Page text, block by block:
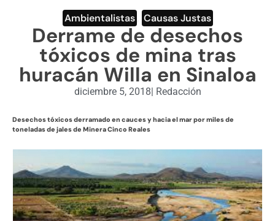
ENGLISH SECTION
VIDEOS
Ambientalistas Causas Justas
Derrame de desechos
tóxicos de mina tras
huracán Willa en Sinaloa
diciembre 5, 2018| Redacción
Desechos tóxicos derramado en cauces y hacia el mar por miles de
toneladas de jales de Minera Cinco Reales